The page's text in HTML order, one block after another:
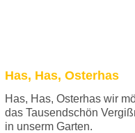
Has, Has, Osterhas
Has, Has, Osterhas wir
das Tausendschön
in unserm Garten.